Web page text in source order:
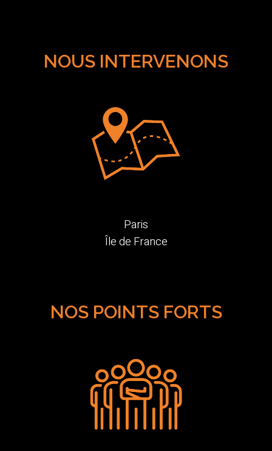
NOUS INTERVENONS
Paris
Île de France
NOS POINTS FORTS